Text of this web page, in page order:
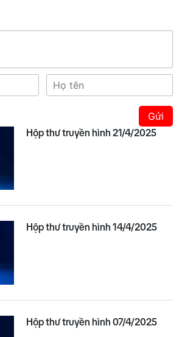
Gửi
Hộp thư truyền hình 21/4/2025
Hộp thư truyền hình 14/4/2025
Hộp thư truyền hình 07/4/2025